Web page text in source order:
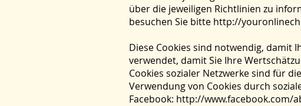
über die jeweiligen Richtlinien zu
besuchen Sie bitte http://
Diese Cookies sind notwendig, damit
verwendet, damit Sie Ihre
Cookies sozialer Netzwerke sind für
Verwendung von Cookies durch
Facebook: http://www.facebook.com/